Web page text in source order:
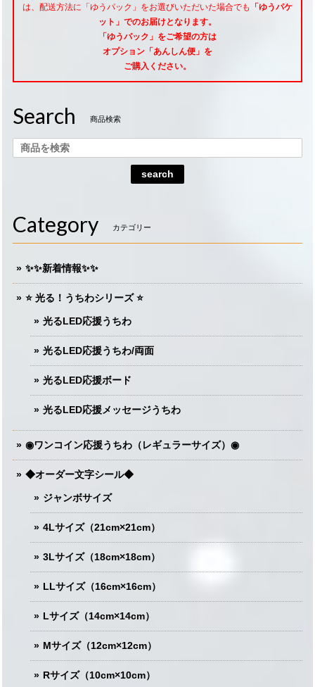
は、配送方法に「ゆうパック」をお選びいただいた場合でも
「ゆうパケ
ット」でのお届けとなります。
「ゆうパック」をご希望の方は
オプション「あんしん便」 を
ご購入ください。
Search 商品検索
search
Category カテゴリー
✨✨新着情報✨✨
⭐️ 光る！うちわシリーズ ⭐️
光るLED応援うちわ
光るLED応援うちわ/両面
光るLED応援ボード
光るLED応援メッセージうちわ
◉ワンコイン応援うちわ（レギュラーサイズ）◉
◆オーダー文字シール◆
ジャンボサイズ
4Lサイズ（21cm×21cm）
3Lサイズ（18cm×18cm）
LLサイズ（16cm×16cm）
Lサイズ（14cm×14cm）
Mサイズ（12cm×12cm）
Rサイズ（10cm×10cm）